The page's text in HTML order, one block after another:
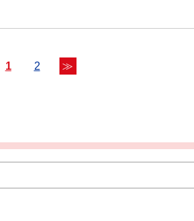
1 2 ≫